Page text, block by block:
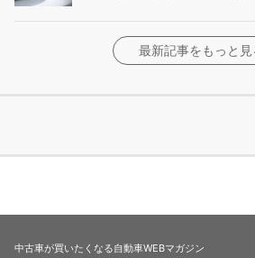
最新記事をもっと見
中古車が買いたくなる自動車WEBマガジン